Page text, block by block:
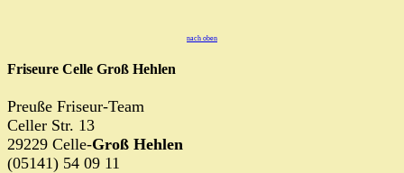
nach oben
Friseure Celle Groß Hehlen
Preuße Friseur-Team
Celler Str. 13
29229 Celle-Groß Hehlen
(05141) 54 09 11